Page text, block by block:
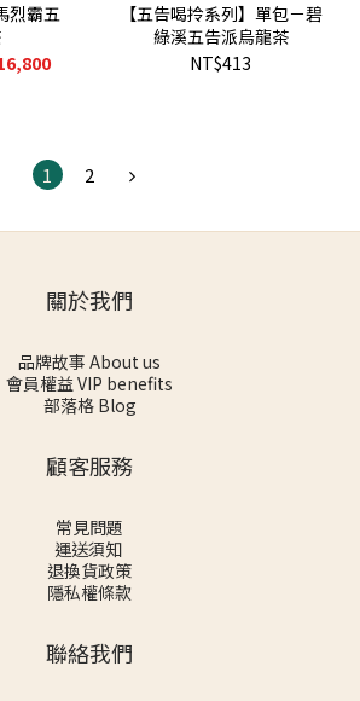
烈霸五
【五告喝拎系列】單包－碧
綠溪五告派烏龍茶
NT$413
1 2
關於我們
品牌故事 About us
會員權益 VIP benefits
部落格 Blog
顧客服務
常見問題
運送須知
退換貨政策
隱私權條款
聯絡我們